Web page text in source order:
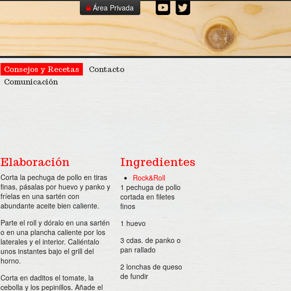
Cerrar
¡Crea tu catálogo!
Área Privada
Consejos y Recetas
Contacto
Comunicación
Elaboración
Corta la pechuga de pollo en tiras
finas, pásalas por huevo y panko y
fríelas en una sartén con
abundante aceite bien caliente.
Parte el roll y dóralo en una sartén
o en una plancha caliente por los
laterales y el interior. Caliéntalo
unos instantes bajo el grill del
horno.
Corta en daditos el tomate, la
cebolla y los pepinillos. Añade el
Ingredientes
Rock&Roll
1 pechuga de pollo
cortada en filetes
finos
1 huevo
3 cdas. de panko o
pan rallado
2 lonchas de queso
de fundir